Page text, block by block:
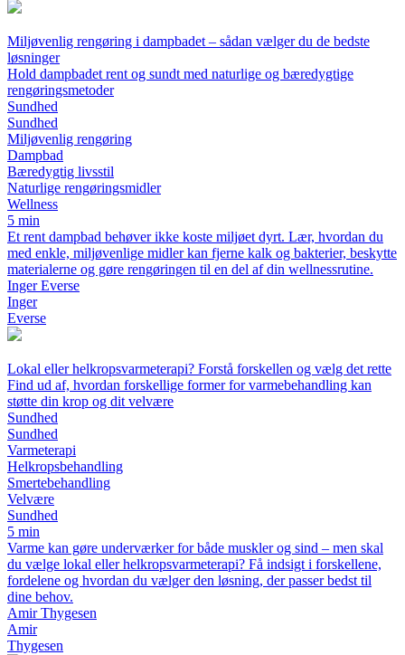
Miljøvenlig rengøring i dampbadet – sådan vælger du de bedste
løsninger
Hold dampbadet rent og sundt med naturlige og bæredygtige
rengøringsmetoder
Sundhed
Sundhed
Miljøvenlig rengøring
Dampbad
Bæredygtig livsstil
Naturlige rengøringsmidler
Wellness
5 min
Et rent dampbad behøver ikke koste miljøet dyrt. Lær, hvordan du
med enkle, miljøvenlige midler kan fjerne kalk og bakterier, beskytte
materialerne og gøre rengøringen til en del af din wellnessrutine.
Inger Everse
Inger
Everse
Lokal eller helkropsvarmeterapi? Forstå forskellen og vælg det rette
Find ud af, hvordan forskellige former for varmebehandling kan
støtte din krop og dit velvære
Sundhed
Sundhed
Varmeterapi
Helkropsbehandling
Smertebehandling
Velvære
Sundhed
5 min
Varme kan gøre underværker for både muskler og sind – men skal
du vælge lokal eller helkropsvarmeterapi? Få indsigt i forskellene,
fordelene og hvordan du vælger den løsning, der passer bedst til
dine behov.
Amir Thygesen
Amir
Thygesen